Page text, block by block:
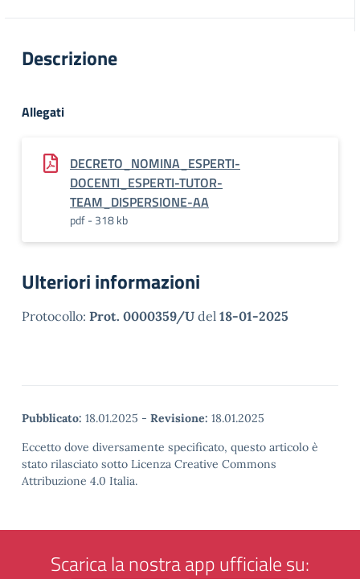
Descrizione
Allegati
DECRETO_NOMINA_ESPERTI-
DOCENTI_ESPERTI-TUTOR-
TEAM_DISPERSIONE-AA
pdf - 318 kb
Ulteriori informazioni
Protocollo: Prot. 0000359/U del 18-01-2025
Pubblicato: 18.01.2025 - Revisione: 18.01.2025
Eccetto dove diversamente specificato, questo articolo è
stato rilasciato sotto Licenza Creative Commons
Attribuzione 4.0 Italia.
Scarica la nostra app ufficiale su: